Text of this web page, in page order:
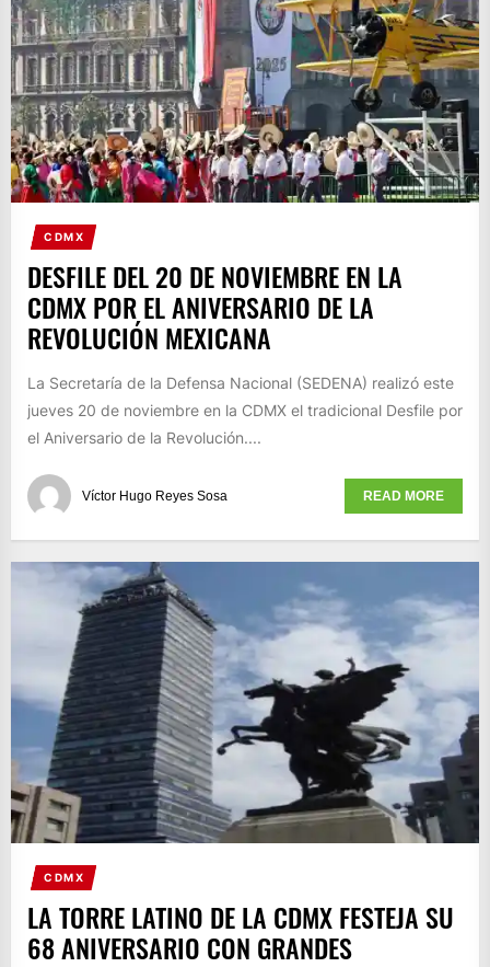
CDMX
DESFILE DEL 20 DE NOVIEMBRE EN LA
CDMX POR EL ANIVERSARIO DE LA
REVOLUCIÓN MEXICANA
La Secretaría de la Defensa Nacional (SEDENA) realizó este
jueves 20 de noviembre en la CDMX el tradicional Desfile por
el Aniversario de la Revolución....
Víctor Hugo Reyes Sosa READ MORE
CDMX
LA TORRE LATINO DE LA CDMX FESTEJA SU
68 ANIVERSARIO CON GRANDES